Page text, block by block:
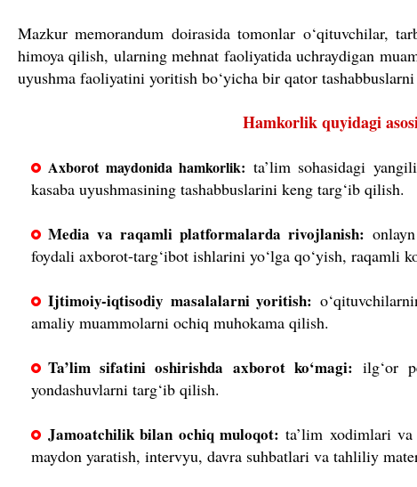
Mazkur memorandum doirasida tomonlar o‘qituvchilar,
himoya qilish, ularning mehnat faoliyatida uchraydigan
uyushma faoliyatini yoritish bo‘yicha bir qator
Hamkorlik quyidagi
Axborot maydonida hamkorlik: ta’lim sohasidagi
kasaba uyushmasining tashabbuslarini keng targ‘ib qilish.
Media va raqamli platformalarda rivojlanish:
foydali axborot-targ‘ibot ishlarini yo‘lga qo‘yish, raqamli
Ijtimoiy-iqtisodiy masalalarni yoritish:
amaliy muammolarni ochiq muhokama qilish.
Ta’lim sifatini oshirishda axborot ko‘magi: ilg‘or
yondashuvlarni targ‘ib qilish.
Jamoatchilik bilan ochiq muloqot: ta’lim xodimlari
maydon yaratish, intervyu, davra suhbatlari va tahliliy